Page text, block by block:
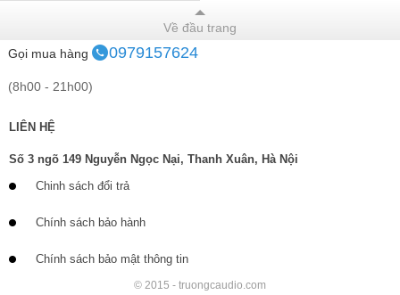
Về đầu trang
Gọi mua hàng
0979157624
(8h00 - 21h00)
LIÊN HỆ
Số 3 ngõ 149 Nguyễn Ngọc Nại, Thanh Xuân, Hà Nội
Chinh sách đổi trả
Chính sách bảo hành
Chính sách bảo mật thông tin
© 2015 - truongcaudio.com